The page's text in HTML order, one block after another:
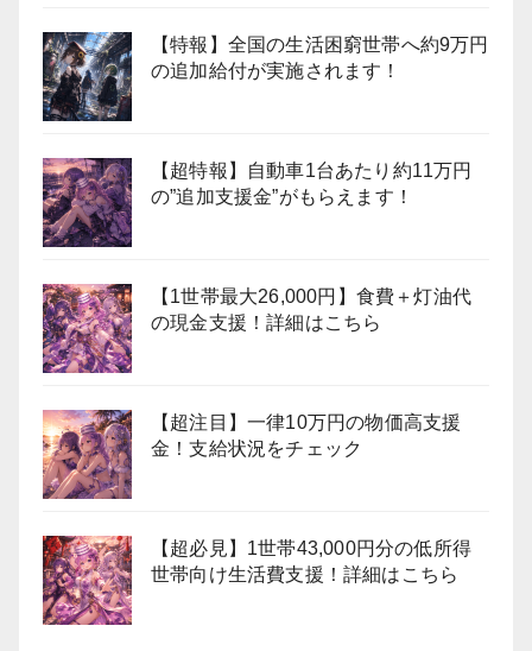
【特報】全国の生活困窮世帯へ約9万円
の追加給付が実施されます！
【超特報】自動車1台あたり約11万円
の”追加支援金”がもらえます！
【1世帯最大26,000円】食費＋灯油代
の現金支援！詳細はこちら
【超注目】一律10万円の物価高支援
金！支給状況をチェック
【超必見】1世帯43,000円分の低所得
世帯向け生活費支援！詳細はこちら